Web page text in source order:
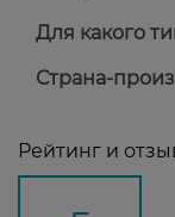
Для какого
Страна-
Рейтинг и